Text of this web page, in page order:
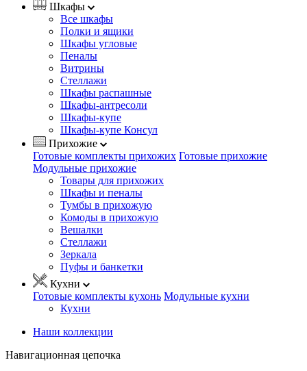
Шкафы
Все шкафы
Полки и ящики
Шкафы угловые
Пеналы
Витрины
Стеллажи
Шкафы распашные
Шкафы-антресоли
Шкафы-купе
Шкафы-купе Консул
Прихожие
Готовые комплекты прихожих Готовые прихожие
Модульные прихожие
Товары для прихожих
Шкафы и пеналы
Тумбы в прихожую
Комоды в прихожую
Вешалки
Стеллажи
Зеркала
Пуфы и банкетки
Кухни
Готовые комплекты кухонь Модульные кухни
Кухни
Наши коллекции
Навигационная цепочка